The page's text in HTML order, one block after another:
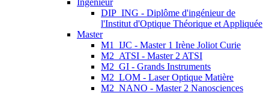
Ingénieur
DIP_ING - Diplôme d'ingénieur de
l'Institut d'Optique Théorique et Appliquée
Master
M1_IJC - Master 1 Irène Joliot Curie
M2_ATSI - Master 2 ATSI
M2_GI - Grands Instruments
M2_LOM - Laser Optique Matière
M2_NANO - Master 2 Nanosciences